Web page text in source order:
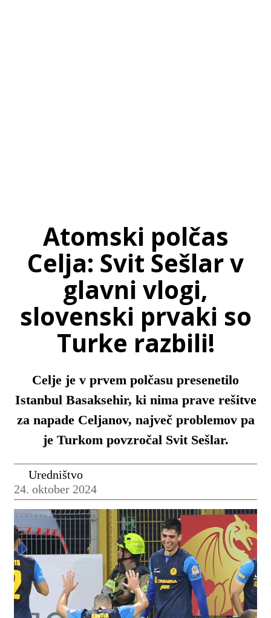
Atomski polčas
Celja: Svit Sešlar v
glavni vlogi,
slovenski prvaki so
Turke razbili!
Celje je v prvem polčasu presenetilo
Istanbul Basaksehir, ki nima prave rešitve
za napade Celjanov, največ problemov pa
je Turkom povzročal Svit Sešlar.
Uredništvo
24. oktober 2024